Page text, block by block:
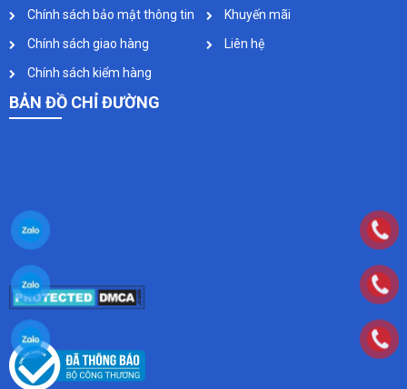
Chính sách bảo mật thông tin
Chính sách giao hàng
Chính sách kiểm hàng
Khuyến mãi
Liên hệ
BẢN ĐỒ CHỈ ĐƯỜNG